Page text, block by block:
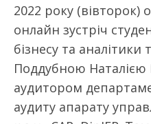
2022 року (вівторок)
онлайн зустріч
бізнесу та аналітики
Поддубною
аудитором
аудиту апарату